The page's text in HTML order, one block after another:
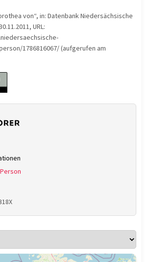
von“, in: Datenbank Niedersächsische
URL:
1786816067/ (aufgerufen am